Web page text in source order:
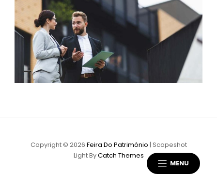
MENU
Copyright © 2026 Feira Do Património | Scapeshot
Light ByCatch Themes